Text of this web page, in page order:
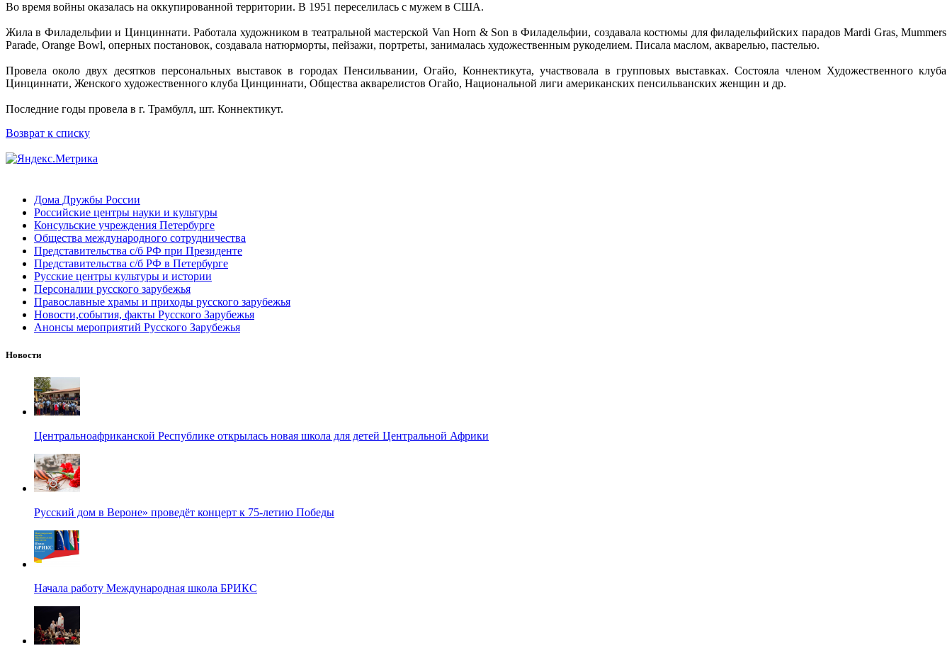
Во время войны оказалась на оккупированной территории. В 1951 переселилась с мужем в США.
Жила в Филадельфии и Цинциннати. Работала художником в театральной мастерской Van Horn & Son в Филадельфии, создавала костюмы для филадельфийских парадов Mardi Gras, Mummers
Parade, Orange Bowl, оперных постановок, создавала натюрморты, пейзажи, портреты, занималась художественным рукоделием. Писала маслом, акварелью, пастелью.
Провела около двух десятков персональных выставок в городах Пенсильвании, Огайо, Коннектикута, участвовала в групповых выставках. Состояла членом Художественного клуба
Цинциннати, Женского художественного клуба Цинциннати, Общества акварелистов Огайо, Национальной лиги американских пенсильванских женщин и др.
Последние годы провела в г. Трамбулл, шт. Коннектикут.
Возврат к списку
Дома Дружбы России
Российские центры науки и культуры
Консульские учреждения Петербурге
Общества международного сотрудничества
Представительства с/б РФ при Президенте
Представительства с/б РФ в Петербурге
Русские центры культуры и истории
Персоналии русского зарубежья
Православные храмы и приходы русского зарубежья
Новости,события, факты Русского Зарубежья
Анонсы мероприятий Русского Зарубежья
Новости
Центральноафриканской Республике открылась новая школа для детей Центральной Африки
Русский дом в Вероне» проведёт концерт к 75-летию Победы
Начала работу Международная школа БРИКС